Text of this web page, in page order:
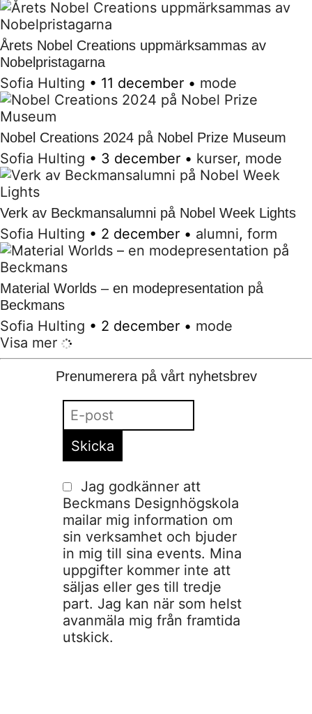
Årets Nobel Creations uppmärksammas av
Nobelpristagarna
Sofia Hulting • 11 december • mode
Nobel Creations 2024 på Nobel Prize Museum
Sofia Hulting • 3 december • kurser, mode
Verk av Beckmansalumni på Nobel Week Lights
Sofia Hulting • 2 december • alumni, form
Material Worlds – en modepresentation på
Beckmans
Sofia Hulting • 2 december • mode
Visa mer
Prenumerera på vårt nyhetsbrev
Jag godkänner att
Beckmans Designhögskola
mailar mig information om
sin verksamhet och bjuder
in mig till sina events. Mina
uppgifter kommer inte att
säljas eller ges till tredje
part. Jag kan när som helst
avanmäla mig från framtida
utskick.